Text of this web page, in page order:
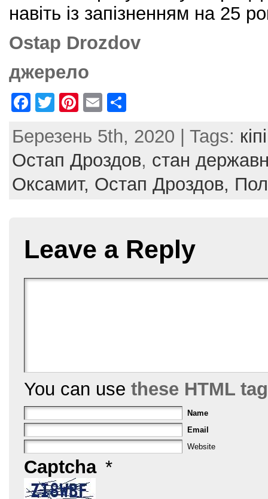
навіть із запізненням на 25
Ostap Drozdov
джерело
F
c
e
b
T
itt
er
Pi
er
e
st
E
ai
l
ar
e
Березень 5th, 2020 | Tags:
Остап Дроздов, стан
Оксамит, Остап Дроздов,
Leave a Reply
You can use these HTML
Name
Email
Website
Captcha *